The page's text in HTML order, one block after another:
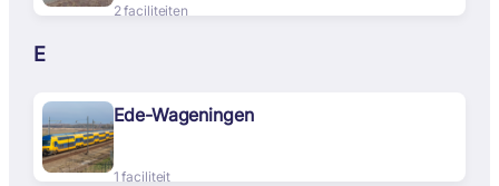
2 faciliteiten
E
Ede-Wageningen
1 faciliteit